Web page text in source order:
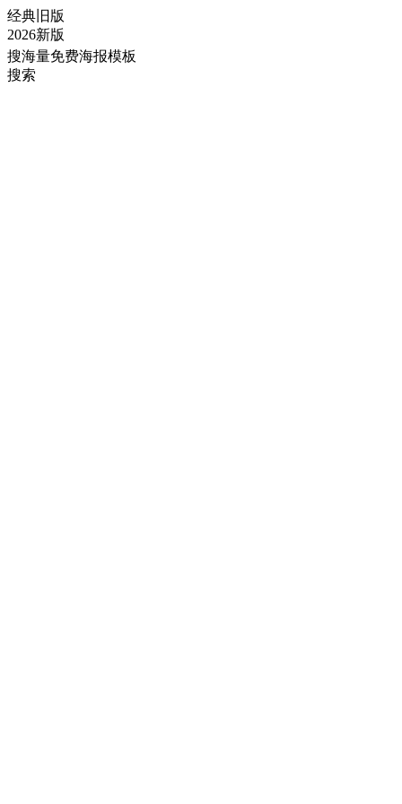
经典旧版
2026新版
搜海量免费海报模板
搜索